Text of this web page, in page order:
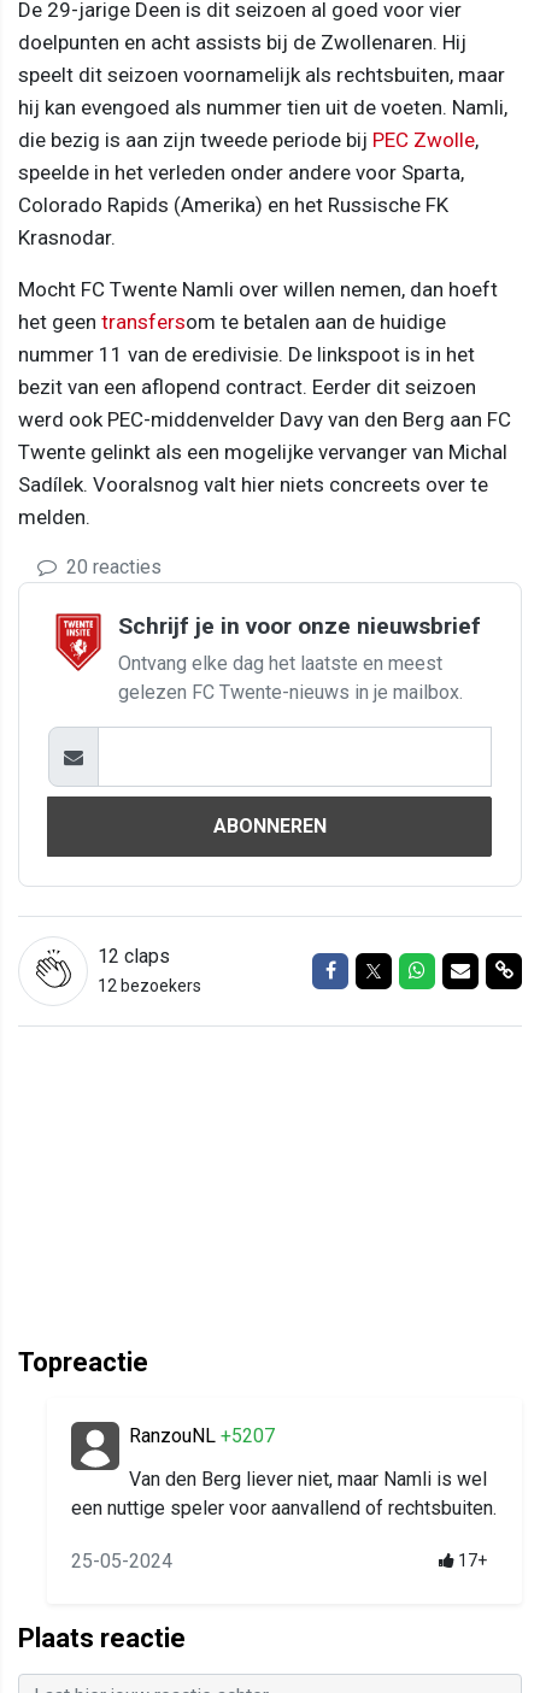
De 29-jarige Deen is dit seizoen al goed voor vier
doelpunten en acht assists bij de Zwollenaren. Hij
speelt dit seizoen voornamelijk als rechtsbuiten, maar
hij kan evengoed als nummer tien uit de voeten. Namli,
die bezig is aan zijn tweede periode bij PEC Zwolle,
speelde in het verleden onder andere voor Sparta,
Colorado Rapids (Amerika) en het Russische FK
Krasnodar.
Mocht FC Twente Namli over willen nemen, dan hoeft
het geen transfersom te betalen aan de huidige
nummer 11 van de eredivisie. De linkspoot is in het
bezit van een aflopend contract. Eerder dit seizoen
werd ook PEC-middenvelder Davy van den Berg aan FC
Twente gelinkt als een mogelijke vervanger van Michal
Sadílek. Vooralsnog valt hier niets concreets over te
melden.
20 reacties
Schrijf je in voor onze nieuwsbrief
Ontvang elke dag het laatste en meest
gelezen FC Twente-nieuws in je mailbox.
ABONNEREN
12 claps
12 bezoekers
Delen op Facebook
Delen op Twitter
Delen op
Delen
Topreactie
RanzouNL +5207
Van den Berg liever niet, maar Namli is wel
een nuttige speler voor aanvallend of rechtsbuiten.
25-05-2024 17+
Plaats reactie